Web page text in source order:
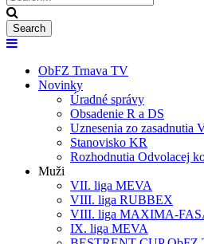
ObFZ Trnava TV
Novinky
Úradné správy
Obsadenie R a DS
Uznesenia zo zasadnutia
Stanovisko KR
Rozhodnutia Odvolacej
Muži
VII. liga MEVA
VIII. liga RUBBEX
VIII. liga MAXIMA-
IX. liga MEVA